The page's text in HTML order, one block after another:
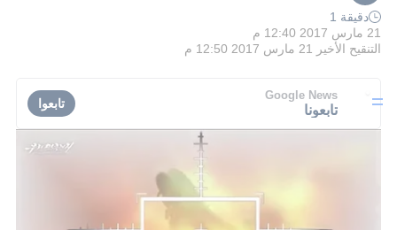
دقيقة 1
21 مارس 2017 12:40 م
التنقيح الأخير
21 مارس 2017 12:50 م
Google News
تابعونا تابعوا